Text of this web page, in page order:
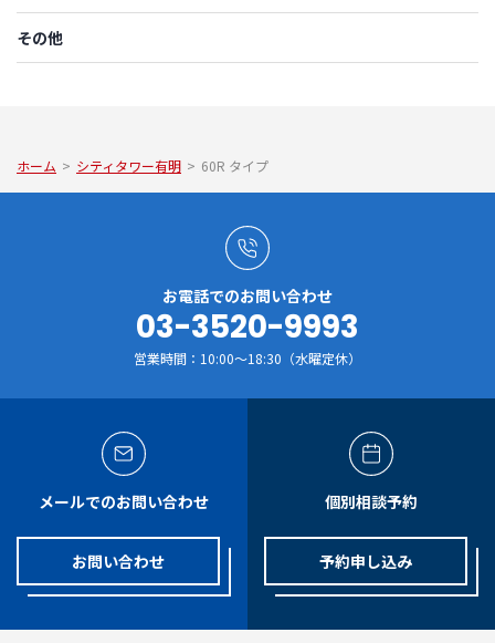
その他
ホーム > シティタワー有明 > 60R タイプ
お電話でのお問い合わせ
03-3520-9993
営業時間：10:00～18:30（水曜定休）
メールでのお問い合わせ
お問い合わせ
個別相談予約
予約申し込み